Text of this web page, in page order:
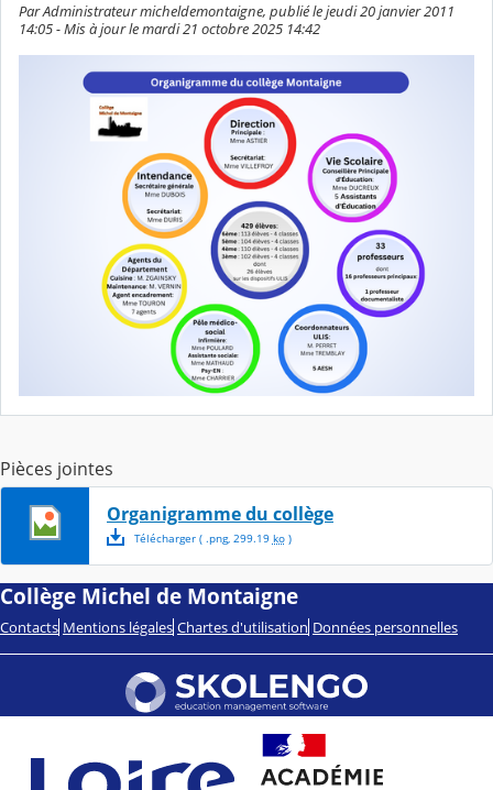
Par Administrateur micheldemontaigne, publié le jeudi 20 janvier 2011
14:05 - Mis à jour le mardi 21 octobre 2025 14:42
Pièces jointes
Organigramme du collège
Télécharger( .png, 299.19 ko)
Collège Michel de Montaigne
Contacts Mentions légales Chartes d'utilisation Données personnelles